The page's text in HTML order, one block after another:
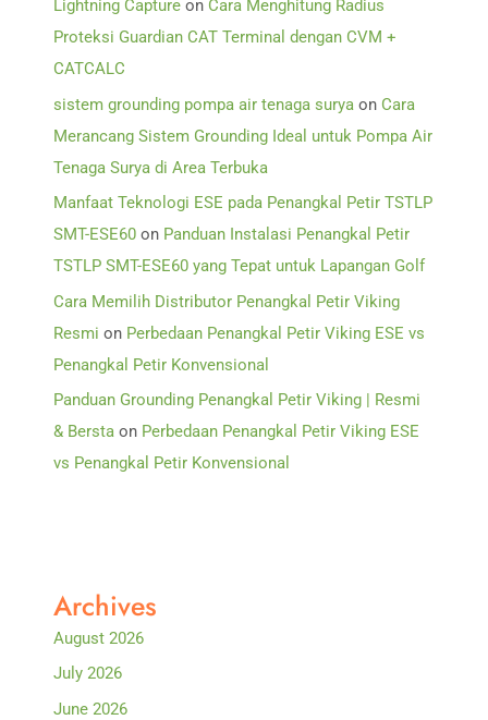
Lightning Capture on Cara Menghitung Radius
Proteksi Guardian CAT Terminal dengan CVM +
CATCALC
sistem grounding pompa air tenaga surya on Cara
Merancang Sistem Grounding Ideal untuk Pompa Air
Tenaga Surya di Area Terbuka
Manfaat Teknologi ESE pada Penangkal Petir TSTLP
SMT-ESE60 on Panduan Instalasi Penangkal Petir
TSTLP SMT-ESE60 yang Tepat untuk Lapangan Golf
Cara Memilih Distributor Penangkal Petir Viking
Resmi on Perbedaan Penangkal Petir Viking ESE vs
Penangkal Petir Konvensional
Panduan Grounding Penangkal Petir Viking | Resmi
& Bersta on Perbedaan Penangkal Petir Viking ESE
vs Penangkal Petir Konvensional
Archives
August 2026
July 2026
June 2026